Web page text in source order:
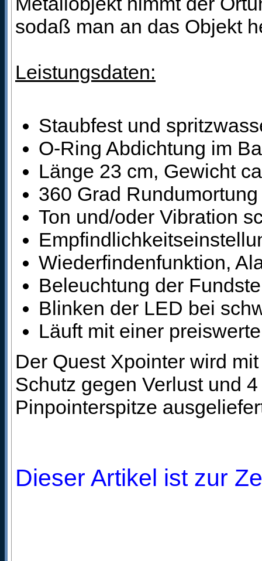
sodaß man an das Objekt
Leistungsdaten:
Staubfest und
O-Ring Abdichtung im
Länge 23 cm, Gewicht
360 Grad Rundumortung
Ton und/oder Vibration
Wiederfindenfunktion,
Beleuchtung der
Blinken der LED bei
Läuft mit einer
Der Quest Xpointer wird
Schutz gegen Verlust und
Pinpointerspitze
Dieser Artikel ist zur